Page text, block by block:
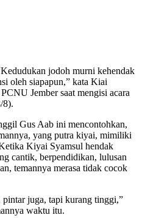
jodoh murni kehendak
oleh siapapun,” kata Kiai
Jember saat mengisi acara
8).
Gus Aab ini mencontohkan,
yang putra kiyai, mimiliki
Kiyai Syamsul hendak
cantik, berpendidikan, lulusan
temannya merasa tidak cocok
juga, tapi kurang tinggi,”
waktu itu.